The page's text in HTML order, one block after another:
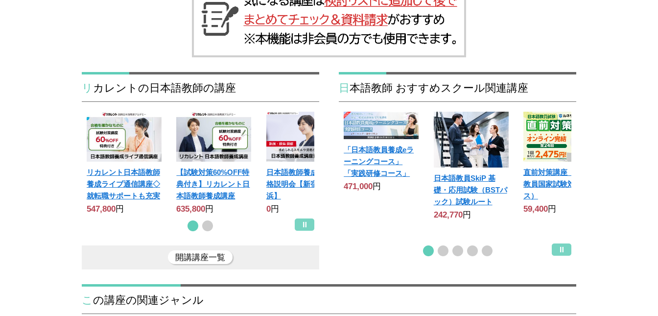
リカレントの日本語教師の講座
リカレント日本語教師
養成ライブ通信講座◇
就転職サポートも充実
547,800円
【試験対策60%OFF特
典付き】リカレント日
本語教師養成講座
635,800円
日本語教師養成講座資
格説明会【新宿・横
浜】
0円
開講講座一覧
日本語教師 おすすめスクール関連講座
「日本語教員養成eラ
ーニングコース」
「実践研修コース」
471,000円
日本語教員SkiP 基
礎・応用試験（BSTパ
ック）試験ルート
242,770円
直前対策講座（日本語
教員国家試験対策コー
ス）
59,400円
この講座の関連ジャンル